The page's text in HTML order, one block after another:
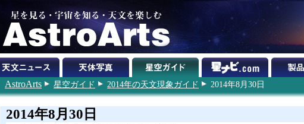
AstroArts 星空ガイド 2014年の天文現象ガイド 2014年8月30日
2014年8月30日